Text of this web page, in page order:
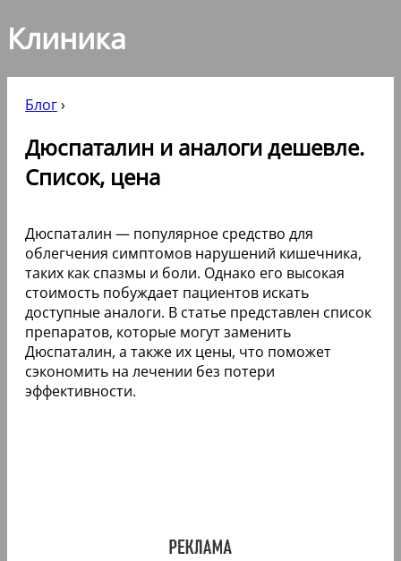
Клиника
Блог›
Дюспаталин и аналоги дешевле.
Список, цена
Дюспаталин — популярное средство для
облегчения симптомов нарушений кишечника,
таких как спазмы и боли. Однако его высокая
стоимость побуждает пациентов искать
доступные аналоги. В статье представлен список
препаратов, которые могут заменить
Дюспаталин, а также их цены, что поможет
сэкономить на лечении без потери
эффективности.